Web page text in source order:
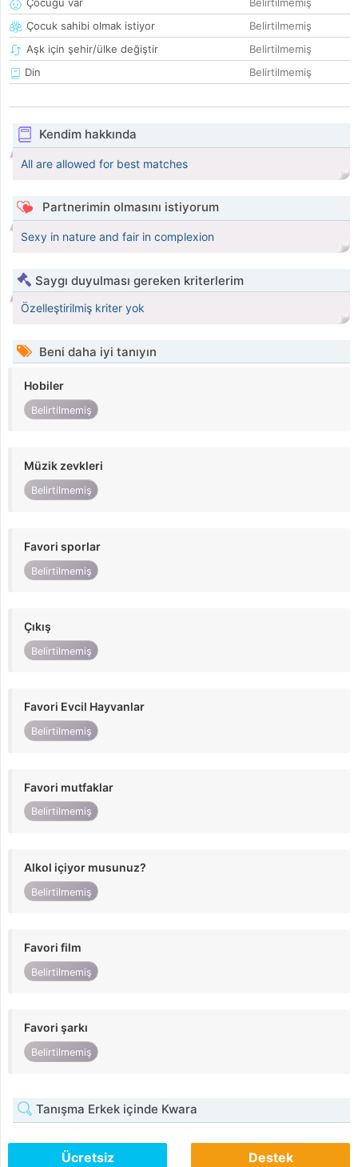
Çocuk sahibi olmak istiyor
Belirtilmemiş
Aşk için şehir/ülke değiştir
Belirtilmemiş
Din
Belirtilmemiş
Kendim hakkında
All are allowed for best matches
Partnerimin olmasını istiyorum
Sexy in nature and fair in complexion
Saygı duyulması gereken kriterlerim
Özelleştirilmiş kriter yok
Beni daha iyi tanıyın
Hobiler
Belirtilmemiş
Müzik zevkleri
Belirtilmemiş
Favori sporlar
Belirtilmemiş
Çıkış
Belirtilmemiş
Favori Evcil Hayvanlar
Belirtilmemiş
Favori mutfaklar
Belirtilmemiş
Alkol içiyor musunuz?
Belirtilmemiş
Favori film
Belirtilmemiş
Favori şarkı
Belirtilmemiş
Tanışma Erkek içinde Kwara
Ücretsiz Destek